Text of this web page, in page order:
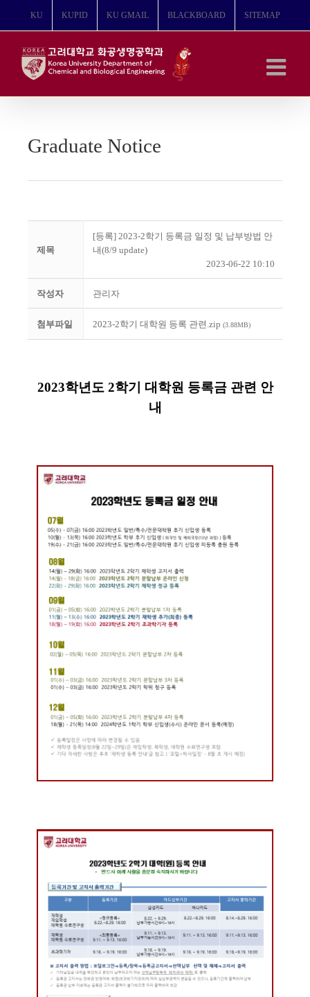
뛰
KU KUPID KU GMAIL BLACKBOARD SITEMAP
Graduate Notice
제목
[등록] 2023-2학기 등록금 일정 및 납부방법 안
내(8/9 update)
2023-06-22 10:10
작성자 관리자
첨부파일 2023-2학기 대학원 등록 관련.zip (3.88MB)
2023학년도 2학기 대학원 등록금 관련 안
내